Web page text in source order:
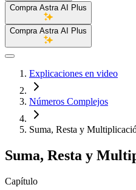
Compra Astra AI Plus
Compra Astra AI Plus
Explicaciones en video
Números Complejos
Suma, Resta y
Suma, Resta y
Capítulo